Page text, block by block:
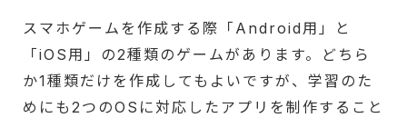
スマホゲームを作成する際「Android用」と
「iOS用」の2種類のゲームがあります。どちら
か1種類だけを作成してもよいですが、学習のた
めにも2つのOSに対応したアプリを制作すること